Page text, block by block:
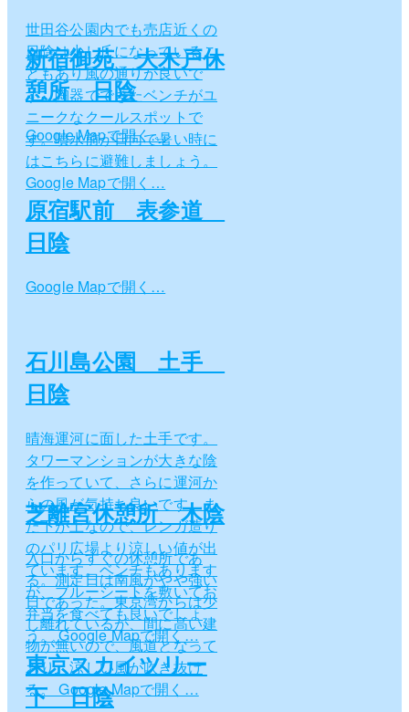
世田谷公園内でも売店近くの
日陰は少し丘になっているこ
ともあり風の通りが良いで
す。陶器でできたベンチがユ
ニークなクールスポットで
す。噴水前が日向で暑い時に
はこちらに避難しましょう。
Google Mapで開く…
新宿御苑 大木戸休
憩所 日陰
Google Mapで開く…
原宿駅前 表参道
日陰
Google Mapで開く…
石川島公園 土手
日陰
晴海運河に面した土手です。
タワーマンションが大きな陰
を作っていて、さらに運河か
らの風が気持ち良いです。ま
た下が土なので、レンガ造り
のパリ広場より涼しい値が出
ています。ベンチもあります
が、ブルーシートを敷いてお
弁当を食べても良いでしょ
う。 Google Mapで開く…
芝離宮休憩所 木陰
入口からすぐの休憩所であ
る。測定日は南風がやや強い
日であった。東京湾からは少
し離れているが、間に高い建
物が無いので、風道となって
おり、涼しい風が吹き抜け
る。 Google Mapで開く…
東京スカイツリー
下 日陰